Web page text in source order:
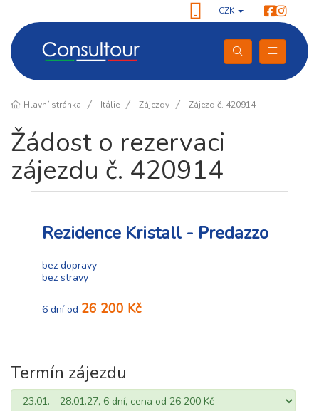
CZK
Hlavní stránka Itálie Zájezdy Zájezd č. 420914
Žádost o rezervaci
zájezdu č. 420914
Rezidence Kristall - Predazzo
bez dopravy
bez stravy
6 dní od 26 200 Kč
Termín zájezdu